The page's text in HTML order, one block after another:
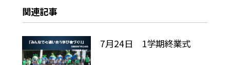
関連記事
7月24日 1学期終業式